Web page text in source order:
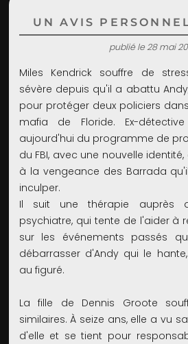
UN AVIS
publié le 28 mai
Miles Kendrick souffre de
sévère depuis qu'il a abattu
pour protéger deux policiers
mafia de Floride. Ex-
aujourd'hui du programme de
du FBI, avec une nouvelle
à la vengeance des Barrada
inculper.
Il suit une thérapie auprès
psychiatre, qui tente de l'aider à
sur les événements passés
débarrasser d'Andy qui le
au figuré.
La fille de Dennis Groote
similaires. À seize ans, elle a vu
d'elle et se tient pour